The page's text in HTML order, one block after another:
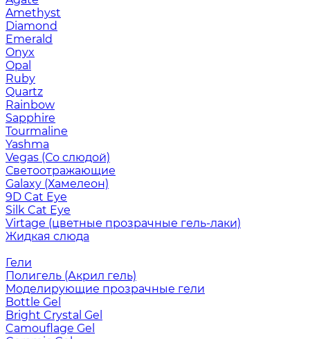
Amethyst
Diamond
Emerald
Onyx
Opal
Ruby
Quartz
Rainbow
Sapphire
Tourmaline
Yashma
Vegas (Со слюдой)
Светоотражающие
Galaxy (Хамелеон)
9D Cat Eye
Silk Cat Eye
Virtage (цветные прозрачные гель-лаки)
Жидкая слюда
Гели
Полигель (Акрил гель)
Моделирующие прозрачные гели
Bottle Gel
Bright Crystal Gel
Camouflage Gel